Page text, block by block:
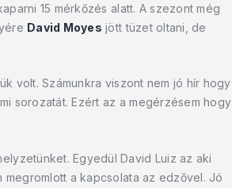
15 mérkőzés alatt. A szezont még
David Moyes jött tüzet oltani, de
volt. Számunkra viszont nem jó hír hogy
sorozatát. Ezért az a megérzésem hogy
Egyedül David Luiz az aki
a kapcsolata az edzővel. Jó